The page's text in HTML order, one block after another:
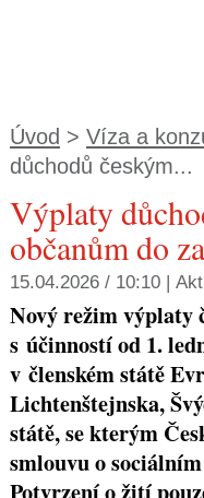
Úvod > Víza a
důchodů českým...
Výplaty
občanům do
15.04.2026 / 10:10 |
Nový režim výplaty
s účinností od 1.
v členském státě
Lichtenštejnska,
státě, se kterým
smlouvu o